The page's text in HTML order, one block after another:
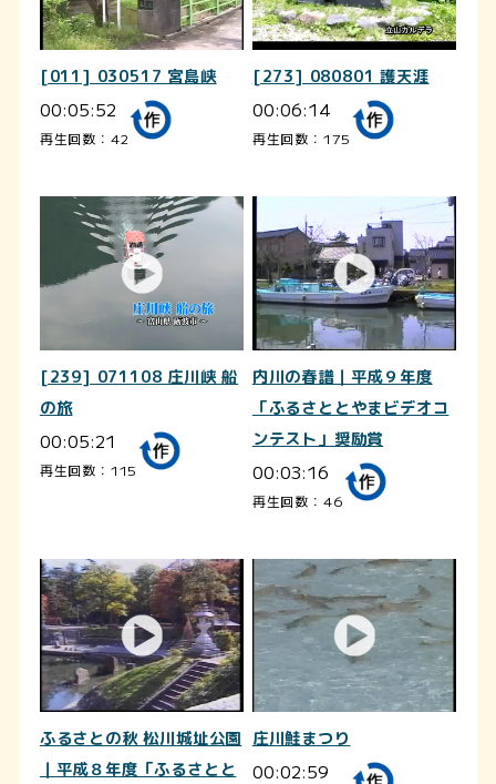
[011] 030517 宮島峡
00:05:52
再生回数：42
[273] 080801 護天涯
00:06:14
再生回数：175
[239] 071108 庄川峡 船
の旅
00:05:21
再生回数：115
内川の春譜｜平成９年度
「ふるさととやまビデオコ
ンテスト」奨励賞
00:03:16
再生回数：46
ふるさとの秋 松川城址公園
｜平成８年度「ふるさとと
庄川鮭まつり
00:02:59